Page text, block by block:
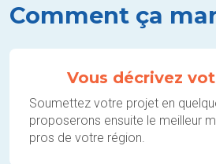
Comment ça
Vous décrivez
Soumettez votre projet en
proposerons ensuite le meilleur
pros de votre région.